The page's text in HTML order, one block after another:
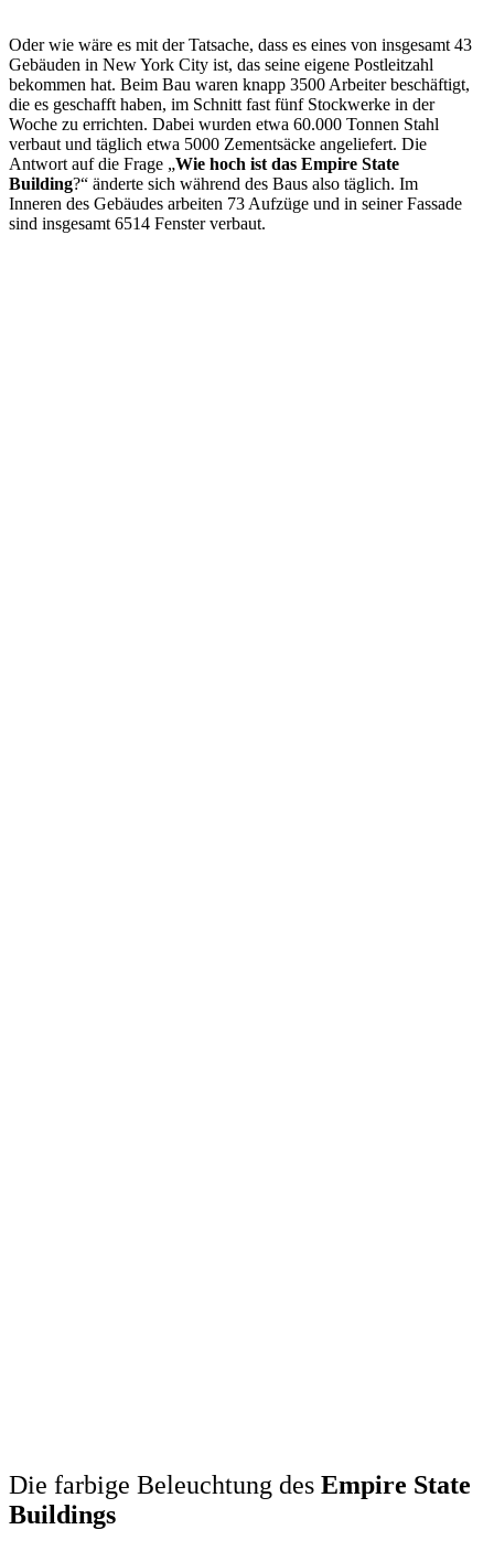
Oder wie wäre es mit der Tatsache, dass es eines von insgesamt 43
Gebäuden in New York City ist, das seine eigene Postleitzahl
bekommen hat. Beim Bau waren knapp 3500 Arbeiter beschäftigt,
die es geschafft haben, im Schnitt fast fünf Stockwerke in der
Woche zu errichten. Dabei wurden etwa 60.000 Tonnen Stahl
verbaut und täglich etwa 5000 Zementsäcke angeliefert. Die
Antwort auf die Frage „Wie hoch ist das Empire State
Building?“ änderte sich während des Baus also täglich. Im
Inneren des Gebäudes arbeiten 73 Aufzüge und in seiner Fassade
sind insgesamt 6514 Fenster verbaut.
Die farbige Beleuchtung des Empire State
Buildings